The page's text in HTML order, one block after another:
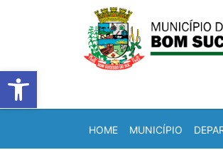
Barra de
HOME MUNICÍPIO